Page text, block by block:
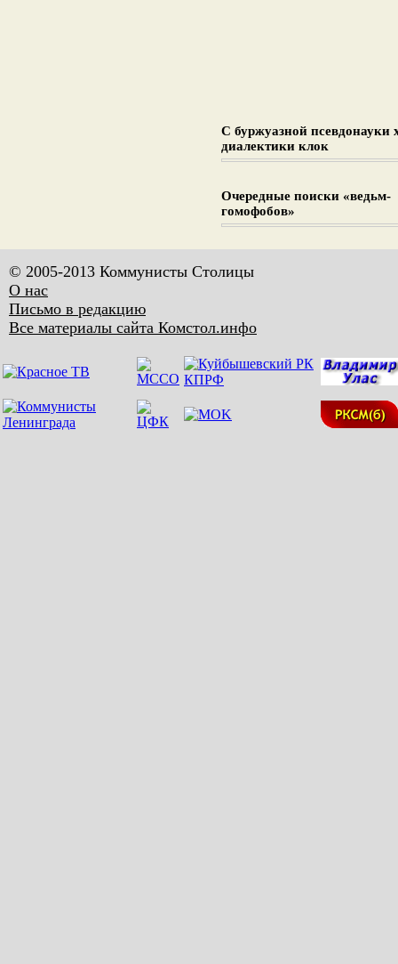
С буржуазной псевдонауки
диалектики клок
Очередные поиски «ведьм-
гомофобов»
© 2005-2013 Коммунисты Столицы
О нас
Письмо в редакцию
Все материалы сайта Комстол.инфо